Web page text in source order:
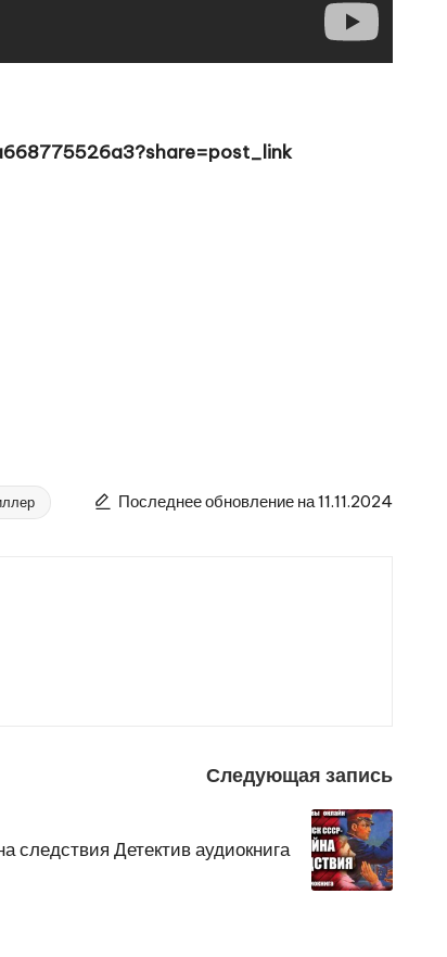
Последнее обновление на 11.11.2024
Следующая запись
следствия Детектив аудиокнига